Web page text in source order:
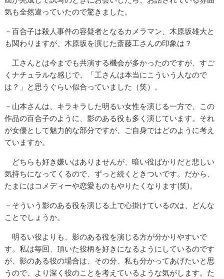
気も全然違っていたので驚きました。
－百合子は殺人事件の容疑者となるカメラマン、木原坂雄大と
も関わりますが、木原坂を演じた斎藤工さんの印象は？
工さんとは今までも共演する機会が多かったのですが、すご
くナチュラルな感じで、「工さんは本当にこういう人なので
は？」と思うぐらい似合っていました（笑）。
－山本さんは、キラキラした明るい女性を演じる一方で、この
作品の百合子のように、影のある役も多く演じています。それ
が女優として魅力的な部分ですが、ご自身ではどのように考え
ていますか。
どちらも好き嫌いはありませんが、暗い役ばかりだと悲しい
気持ちになってくるので、ずっと続くときついです。だから、
たまにはコメディーや恋愛ものもやりたくなります(笑)。
－そういう影のある役を演じる上で心掛けているのは、どんな
ことでしょうか。
明るい役よりも、影のある役を演じる方が分かりやすいで
す。私は毎回、頂いた役柄を好きになるようにしているのです
が、影のある役の場合は、その分、私も分かってあげたいと思
うので、より深く役のことを考えているような気がします。た